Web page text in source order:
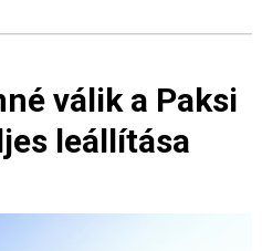
válik a Paksi
leállítása